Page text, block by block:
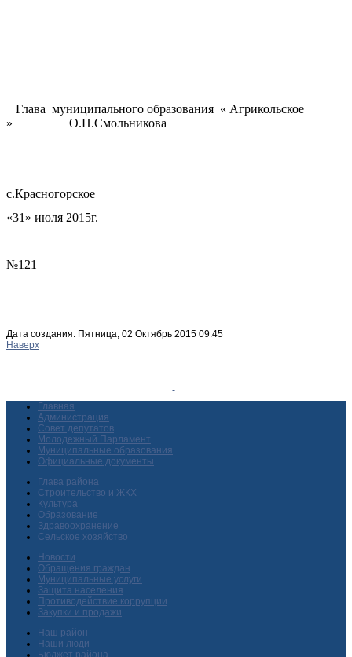
Глава муниципального образования « Агрикольское
» О.П.Смольникова
с.Красногорское
«31» июля 2015г.
№121
Дата создания: Пятница, 02 Октябрь 2015 09:45
Наверх
Главная
Администрация
Совет депутатов
Молодежный Парламент
Муниципальные образования
Официальные документы
Глава района
Строительство и ЖКХ
Культура
Образование
Здравоохранение
Сельское хозяйство
Новости
Обращения граждан
Муниципальные услуги
Защита населения
Противодействие коррупции
Закупки и продажи
Наш район
Наши люди
Бюджет района